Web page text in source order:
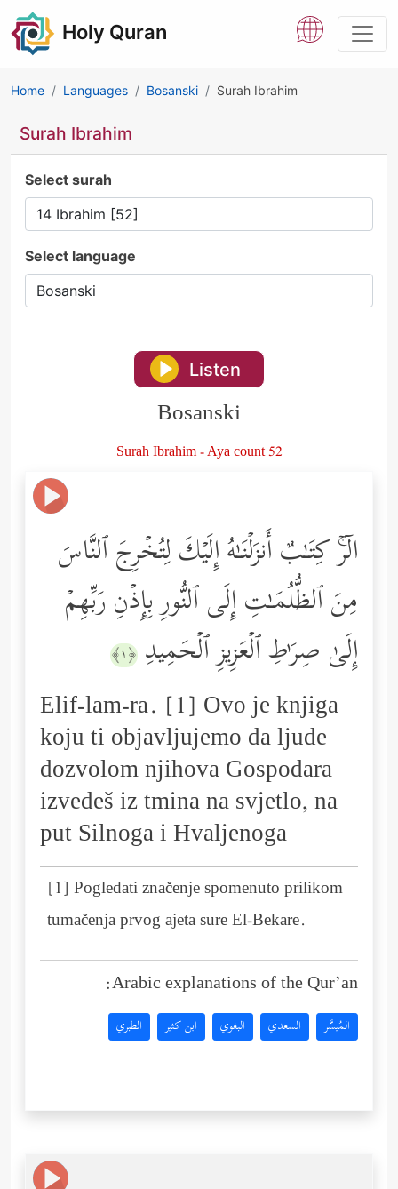
Holy Quran
Home Languages Bosanski Surah Ibrahim
Surah Ibrahim
Select surah
Select language
Listen
Bosanski
Surah Ibrahim - Aya count 52
الۤرۚ كِتَـٰبٌ أَنزَلۡنَـٰهُ إِلَیۡكَ لِتُخۡرِجَ ٱلنَّاسَ
مِنَ ٱلظُّلُمَـٰتِ إِلَى ٱلنُّورِ بِإِذۡنِ رَبِّهِمۡ
إِلَىٰ صِرَ ٰ⁠طِ ٱلۡعَزِیزِ ٱلۡحَمِیدِ ﴿١﴾
Elif-lam-ra. [1] Ovo je knjiga
koju ti objavljujemo da ljude
dozvolom njihova Gospodara
izvedeš iz tmina na svjetlo, na
put Silnoga i Hvaljenoga
[1] Pogledati značenje spomenuto prilikom
tumačenja prvog ajeta sure El-Bekare.
Arabic explanations of the Qur’an:
المُيسَّر السعدي البغوي ابن كثير الطبري